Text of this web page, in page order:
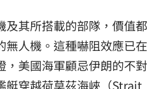
及其所搭載的部隊，價值都
無人機。這種嚇阻效應已在
，美國海軍顧忌伊朗的不對
艇穿越荷莫茲海峽（Strait